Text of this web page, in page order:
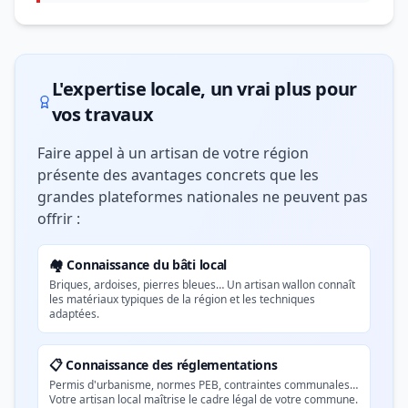
L'expertise locale, un vrai plus pour
vos travaux
Faire appel à un artisan de votre région
présente des avantages concrets que les
grandes plateformes nationales ne peuvent pas
offrir :
🏘️ Connaissance du bâti local
Briques, ardoises, pierres bleues… Un artisan wallon connaît
les matériaux typiques de la région et les techniques
adaptées.
📋 Connaissance des réglementations
Permis d'urbanisme, normes PEB, contraintes communales…
Votre artisan local maîtrise le cadre légal de votre commune.